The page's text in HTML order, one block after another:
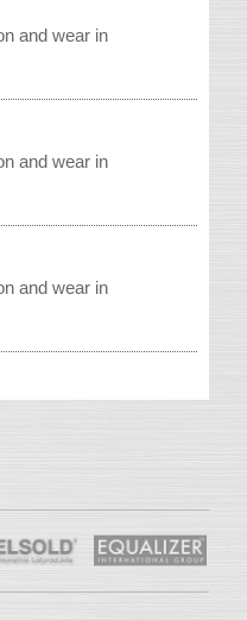
and wear in
and wear in
and wear in